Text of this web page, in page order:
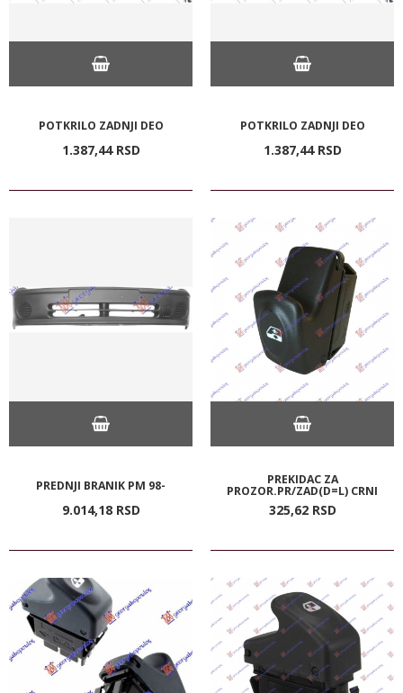
POTKRILO ZADNJI DEO
1.387,44 RSD
POTKRILO ZADNJI DEO
1.387,44 RSD
PREDNJI BRANIK PM 98-
9.014,18 RSD
PREKIDAC ZA
PROZOR.PR/ZAD(D=L) CRNI
325,62 RSD